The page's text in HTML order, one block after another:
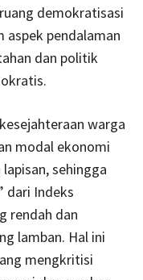
demokratisasi
aspek pendalaman
dan politik
warga
modal ekonomi
sehingga
dari Indeks
rendah dan
lamban. Hal ini
mengkritisi